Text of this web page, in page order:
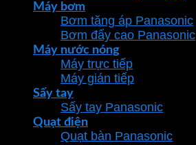
Máy bơm
Bơm tăng áp Panasonic
Bơm đẩy cao Panasonic
Máy nước nóng
Máy trực tiếp
Máy gián tiếp
Sấy tay
Sấy tay Panasonic
Quạt điện
Quạt bàn Panasonic